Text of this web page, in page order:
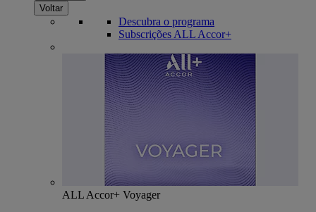
Voltar
Descubra o programa
Subscrições ALL Accor+
ALL Accor+ Voyager